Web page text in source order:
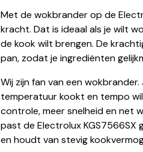
Met de wokbrander op de
kracht. Dat is ideaal als je wilt
de kook wilt brengen. De
pan, zodat je ingrediënten
Wij zijn fan van een
temperatuur kookt en tempo
controle, meer snelheid en net
past de Electrolux KGS7566SX
en houdt van stevig